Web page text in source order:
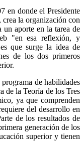
en donde el Presidente
la organización con
aporte en la tarea de
"en esa reflexión, y
que surge la idea de
de los dos primeros
de habilidades
de la Teoría de los Tres
ya que comprenden
del desarrollo en
de los resultados de
generación de los
superior y tienen